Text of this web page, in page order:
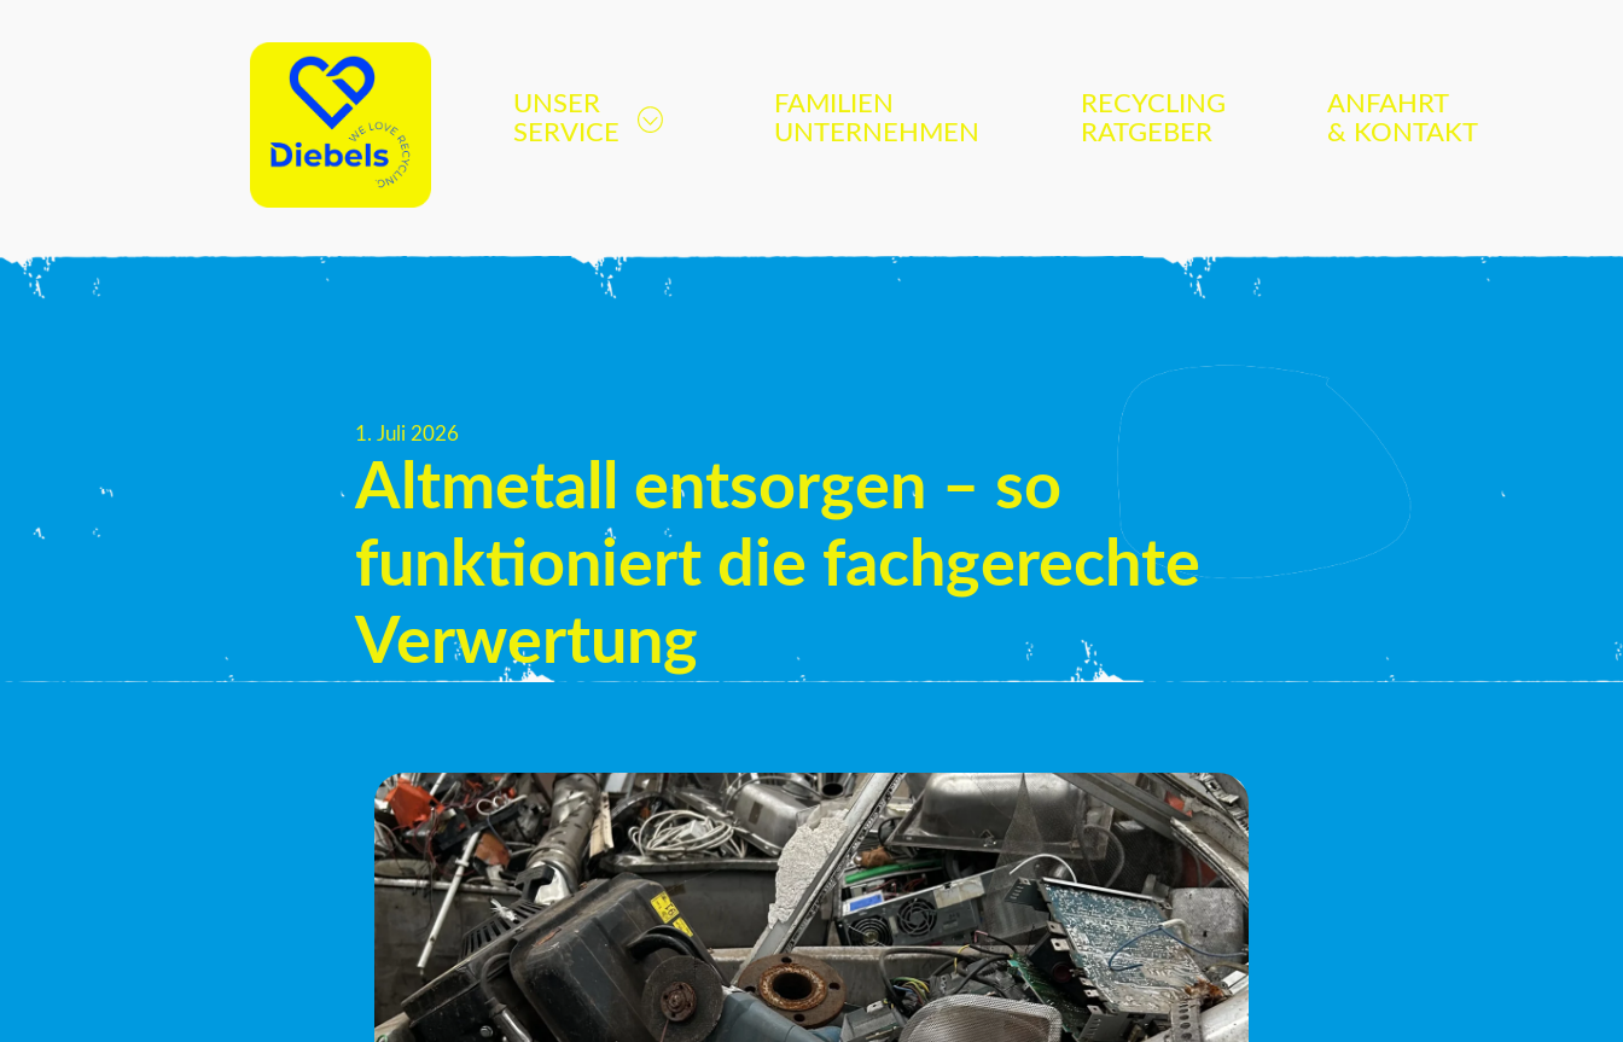
UNSER
SERVICE
FAMILIEN
UNTERNEHMEN
RECYCLING
RATGEBER
ANFAHRT
& KONTAKT
1. Juli 2026
Altmetall entsorgen – so
funktioniert die fachgerechte
Verwertung